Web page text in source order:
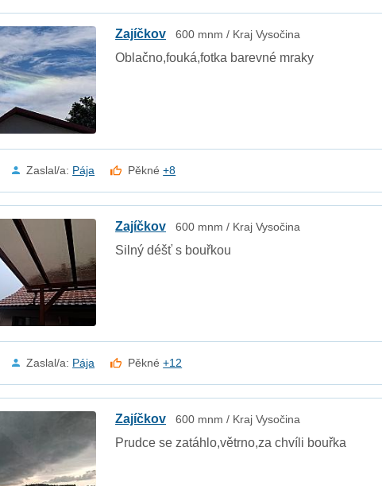
Zajíčkov 600 mnm / Kraj Vysočina
Oblačno,fouká,fotka barevné mraky
Zaslal/a: Pája Pěkné+8
Zajíčkov 600 mnm / Kraj Vysočina
Silný déšť s bouřkou
Zaslal/a: Pája Pěkné+12
Zajíčkov 600 mnm / Kraj Vysočina
Prudce se zatáhlo,větrno,za chvíli bouřka